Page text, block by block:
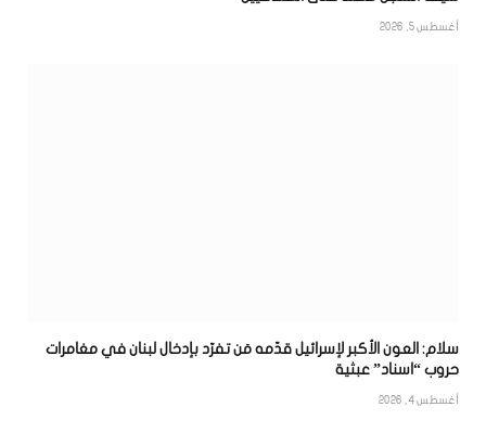
أغسطس 5, 2026
سلام: العون الأكبر لإسرائيل قدّمه مَن تفرّد بإدخال لبنان في مغامرات
حروب “اسناد” عبثية
أغسطس 4, 2026